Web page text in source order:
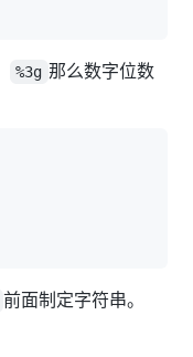
%3g 那么数字位数
前面制定字符串。